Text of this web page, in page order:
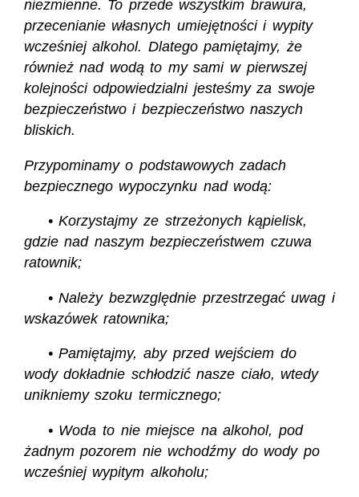
niezmienne. To przede wszystkim brawura,
przecenianie własnych umiejętności i wypity
wcześniej alkohol. Dlatego pamiętajmy, że
również nad wodą to my sami w pierwszej
kolejności odpowiedzialni jesteśmy za swoje
bezpieczeństwo i bezpieczeństwo naszych
bliskich.
Przypominamy o podstawowych zadach
bezpiecznego wypoczynku nad wodą:
• Korzystajmy ze strzeżonych kąpielisk,
gdzie nad naszym bezpieczeństwem czuwa
ratownik;
• Należy bezwzględnie przestrzegać uwag i
wskazówek ratownika;
• Pamiętajmy, aby przed wejściem do
wody dokładnie schłodzić nasze ciało, wtedy
unikniemy szoku termicznego;
• Woda to nie miejsce na alkohol, pod
żadnym pozorem nie wchodźmy do wody po
wcześniej wypitym alkoholu;